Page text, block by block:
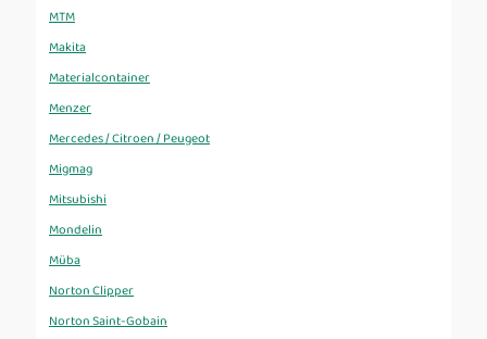
MTM
Makita
Materialcontainer
Menzer
Mercedes / Citroen / Peugeot
Migmag
Mitsubishi
Mondelin
Müba
Norton Clipper
Norton Saint-Gobain